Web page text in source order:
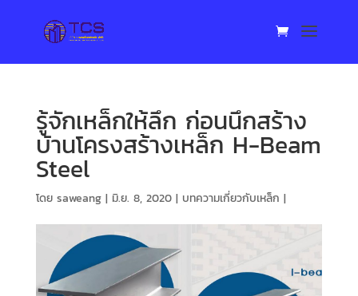
รู้จักเหล็กให้ลึก ก่อนนึกสร้าง
บ้านโครงสร้างเหล็ก H-Beam
Steel
โดย saweang| มิ.ย. 8, 2020| บทความเกี่ยวกับเหล็ก |